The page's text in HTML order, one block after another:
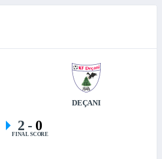
DEÇANI
2- 0
FINAL SCORE